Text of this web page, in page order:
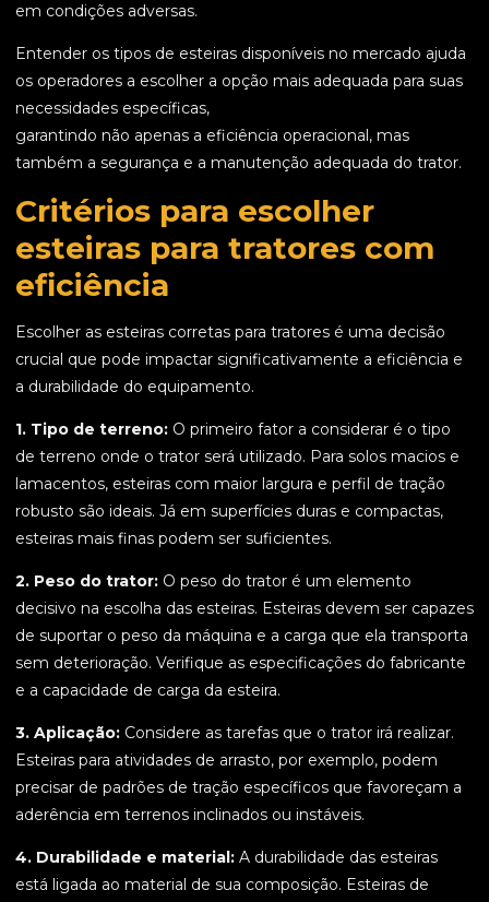
em condições adversas.
Entender os tipos de esteiras disponíveis no mercado ajuda
os operadores a escolher a opção mais adequada para suas
necessidades específicas,
garantindo não apenas a eficiência operacional, mas
também a segurança e a manutenção adequada do trator.
Critérios para escolher
esteiras para tratores com
eficiência
Escolher as esteiras corretas para tratores é uma decisão
crucial que pode impactar significativamente a eficiência e
a durabilidade do equipamento.
1. Tipo de terreno: O primeiro fator a considerar é o tipo
de terreno onde o trator será utilizado. Para solos macios e
lamacentos, esteiras com maior largura e perfil de tração
robusto são ideais. Já em superfícies duras e compactas,
esteiras mais finas podem ser suficientes.
2. Peso do trator: O peso do trator é um elemento
decisivo na escolha das esteiras. Esteiras devem ser capazes
de suportar o peso da máquina e a carga que ela transporta
sem deterioração. Verifique as especificações do fabricante
e a capacidade de carga da esteira.
3. Aplicação: Considere as tarefas que o trator irá realizar.
Esteiras para atividades de arrasto, por exemplo, podem
precisar de padrões de tração específicos que favoreçam a
aderência em terrenos inclinados ou instáveis.
4. Durabilidade e material: A durabilidade das esteiras
está ligada ao material de sua composição. Esteiras de